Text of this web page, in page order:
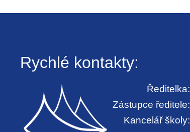
Rychlé kontakty:
Ředitelka:
Zástupce ředitele:
Kancelář školy: